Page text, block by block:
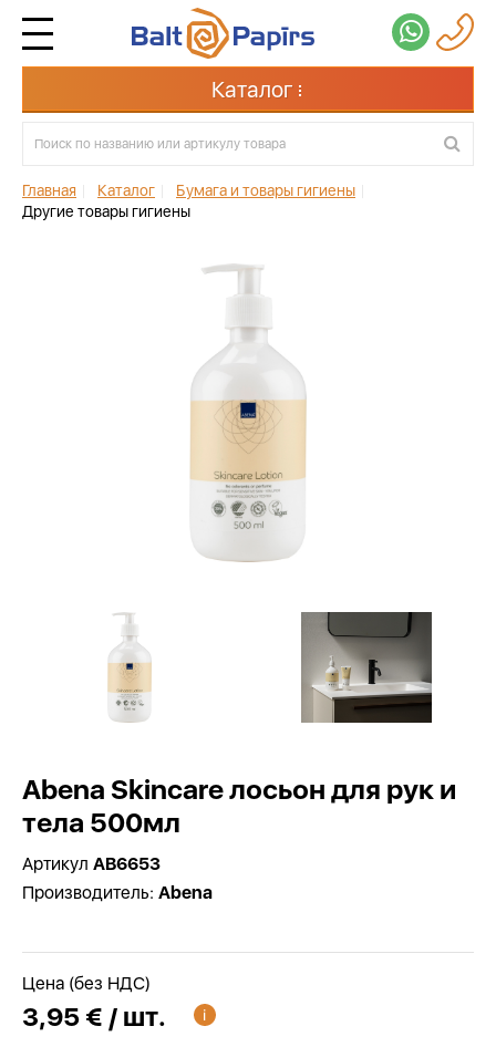
Каталог
Главная Каталог Бумага и товары гигиены
Другие товары гигиены
Abena Skincare лосьон для рук и
тела 500мл
Артикул AB6653
Производитель: Abena
Цена (без НДС)
3,95 € / шт.